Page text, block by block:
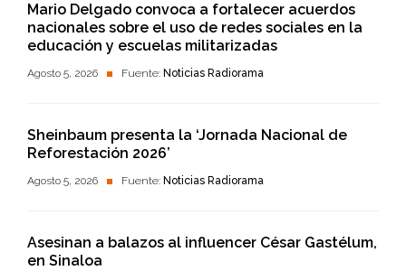
Mario Delgado convoca a fortalecer acuerdos
nacionales sobre el uso de redes sociales en la
educación y escuelas militarizadas
Agosto 5, 2026 Fuente: Noticias Radiorama
Sheinbaum presenta la ‘Jornada Nacional de
Reforestación 2026’
Agosto 5, 2026 Fuente: Noticias Radiorama
Asesinan a balazos al influencer César Gastélum,
en Sinaloa